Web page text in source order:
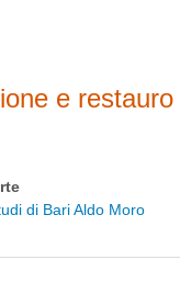
e restauro
di Bari Aldo Moro